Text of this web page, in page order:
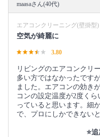
maasaさん(40代)
エアコンクリーニング(壁掛型)
空気が綺麗に
3.80
リビングのエアコンクリ
多い方ではなかったです
ました。エアコンの効き
コンの設定温度が2度く
っていると思います。細
で、プロにしかできない
⭐